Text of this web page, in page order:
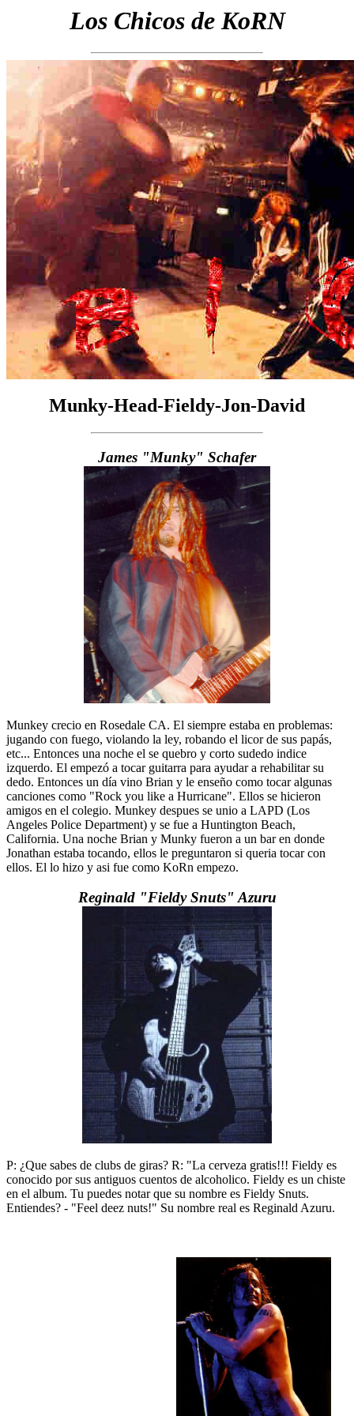
Los Chicos de KoRN
Munky-Head-Fieldy-Jon-David
James "Munky" Schafer
Munkey crecio en Rosedale CA. El siempre estaba en problemas:
jugando con fuego, violando la ley, robando el licor de sus papás,
etc... Entonces una noche el se quebro y corto sudedo indice
izquerdo. El empezó a tocar guitarra para ayudar a rehabilitar su
dedo. Entonces un día vino Brian y le enseño como tocar algunas
canciones como "Rock you like a Hurricane". Ellos se hicieron
amigos en el colegio. Munkey despues se unio a LAPD (Los
Angeles Police Department) y se fue a Huntington Beach,
California. Una noche Brian y Munky fueron a un bar en donde
Jonathan estaba tocando, ellos le preguntaron si queria tocar con
ellos. El lo hizo y asi fue como KoRn empezo.
Reginald "Fieldy Snuts" Azuru
P: ¿Que sabes de clubs de giras? R: "La cerveza gratis!!! Fieldy es
conocido por sus antiguos cuentos de alcoholico. Fieldy es un chiste
en el album. Tu puedes notar que su nombre es Fieldy Snuts.
Entiendes? - "Feel deez nuts!" Su nombre real es Reginald Azuru.